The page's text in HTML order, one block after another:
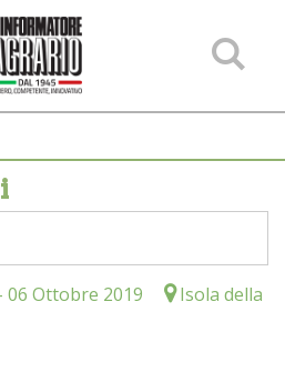
06 Ottobre 2019
Isola della